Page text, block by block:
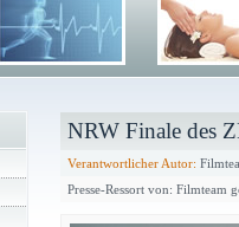
NRW Finale des
Verantwortlicher Autor:
Presse-Ressort von: Filmteam